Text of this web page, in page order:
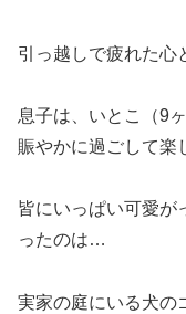
引っ越しで疲れた心
息子は、いとこ（9
賑やかに過ごして楽
皆にいっぱい可愛が
ったのは…
実家の庭にいる犬の